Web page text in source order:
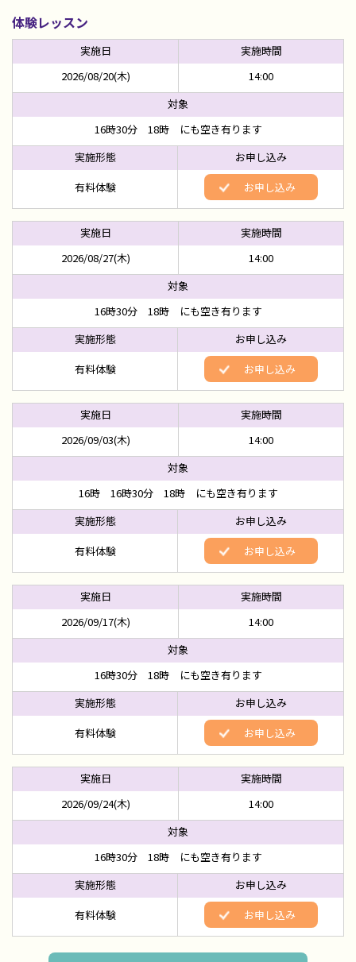
体験レッスン
2026/08/20(木) 14:00
16時30分 18時 にも空き有ります
有料体験 お申し込み
2026/08/27(木) 14:00
16時30分 18時 にも空き有ります
有料体験 お申し込み
2026/09/03(木) 14:00
16時 16時30分 18時 にも空き有ります
有料体験 お申し込み
2026/09/17(木) 14:00
16時30分 18時 にも空き有ります
有料体験 お申し込み
2026/09/24(木) 14:00
16時30分 18時 にも空き有ります
有料体験 お申し込み